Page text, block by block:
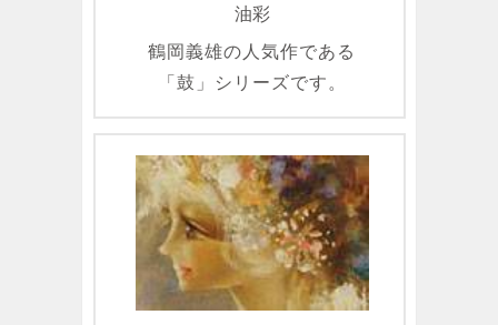
油彩
鶴岡義雄の人気作である
「鼓」シリーズです。